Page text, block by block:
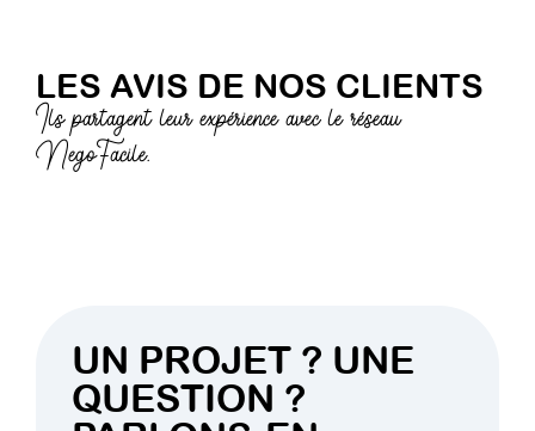
LES AVIS DE NOS CLIENTS
Ils partagent leur expérience avec le réseau
NegoFacile.
UN PROJET ? UNE
QUESTION ?